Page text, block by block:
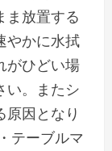
ま放置する
やかに水拭
がひどい場
い。またシ
原因となり
テーブルマ